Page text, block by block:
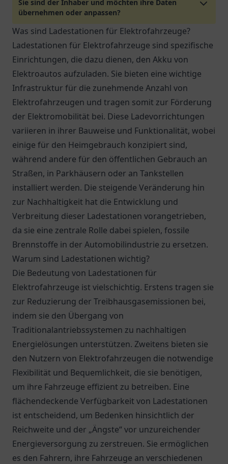
Sie sind der Inhaber und möchten ihre Daten
übernehmen oder anpassen?
Was sind Ladestationen für Elektrofahrzeuge?
Ladestationen für Elektrofahrzeuge sind spezifische
Einrichtungen, die dazu dienen, den Akku von
Elektroautos aufzuladen. Sie bieten eine wichtige
Infrastruktur für die zunehmende Anzahl von
Elektrofahrzeugen und tragen somit zur Förderung
der Elektromobilität bei. Diese Ladevorrichtungen
variieren in ihrer Bauweise und Funktionalität, wobei
einige für den Heimgebrauch konzipiert sind,
während andere für den öffentlichen Gebrauch an
Straßen, in Parkhäusern oder an Tankstellen
installiert werden. Die steigende Veränderung hin
zur Nachhaltigkeit hat die Entwicklung und
Verbreitung dieser Ladestationen vorangetrieben,
da sie eine zentrale Rolle dabei spielen, fossile
Brennstoffe in der Automobilindustrie zu ersetzen.
Warum sind Ladestationen wichtig?
Die Bedeutung von Ladestationen für
Elektrofahrzeuge ist vielschichtig. Erstens tragen sie
zur Reduzierung der Treibhausgasemissionen bei,
indem sie den Übergang von
Traditionalantriebssystemen zu nachhaltigen
Energielösungen unterstützen. Zweitens bieten sie
den Nutzern von Elektrofahrzeugen die notwendige
Flexibilität und Bequemlichkeit, die sie benötigen,
um ihre Fahrzeuge effizient zu betreiben. Eine
flächendeckende Verfügbarkeit von Ladestationen
ist entscheidend, um Bedenken hinsichtlich der
Reichweite und der „Ängste“ vor unzureichender
Energieversorgung zu zerstreuen. Sie ermöglichen
es den Fahrern, ihre Fahrzeuge an verschiedenen